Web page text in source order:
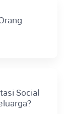
Social